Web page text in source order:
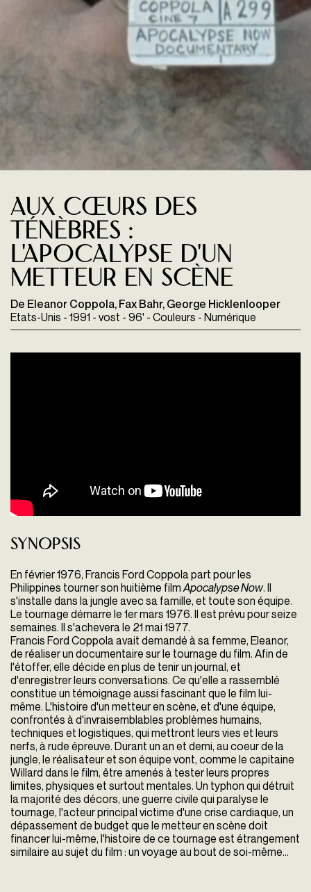
Aux cœurs des
ténèbres :
L'Apocalypse d'un
metteur en scène
De Eleanor Coppola, Fax Bahr, George Hicklenlooper
Etats-Unis - 1991 - vost - 96' - Couleurs - Numérique
Synopsis
En février 1976, Francis Ford Coppola part pour les
Philippines tourner son huitième filmApocalypse Now. Il
s'installe dans la jungle avec sa famille, et toute son équipe.
Le tournage démarre le 1er mars 1976. Il est prévu pour seize
semaines. Il s'achevera le 21 mai 1977.
Francis Ford Coppola avait demandé à sa femme, Eleanor,
de réaliser un documentaire sur le tournage du film. Afin de
l'étoffer, elle décide en plus de tenir un journal, et
d'enregistrer leurs conversations. Ce qu'elle a rassemblé
constitue un témoignage aussi fascinant que le film lui-
même. L'histoire d'un metteur en scène, et d'une équipe,
confrontés à d'invraisemblables problèmes humains,
techniques et logistiques, qui mettront leurs vies et leurs
nerfs, à rude épreuve. Durant un an et demi, au coeur de la
jungle, le réalisateur et son équipe vont, comme le capitaine
Willard dans le film, être amenés à tester leurs propres
limites, physiques et surtout mentales. Un typhon qui détruit
la majorité des décors, une guerre civile qui paralyse le
tournage, l'acteur principal victime d'une crise cardiaque, un
dépassement de budget que le metteur en scène doit
financer lui-même, l'histoire de ce tournage est étrangement
similaire au sujet du film : un voyage au bout de soi-même...